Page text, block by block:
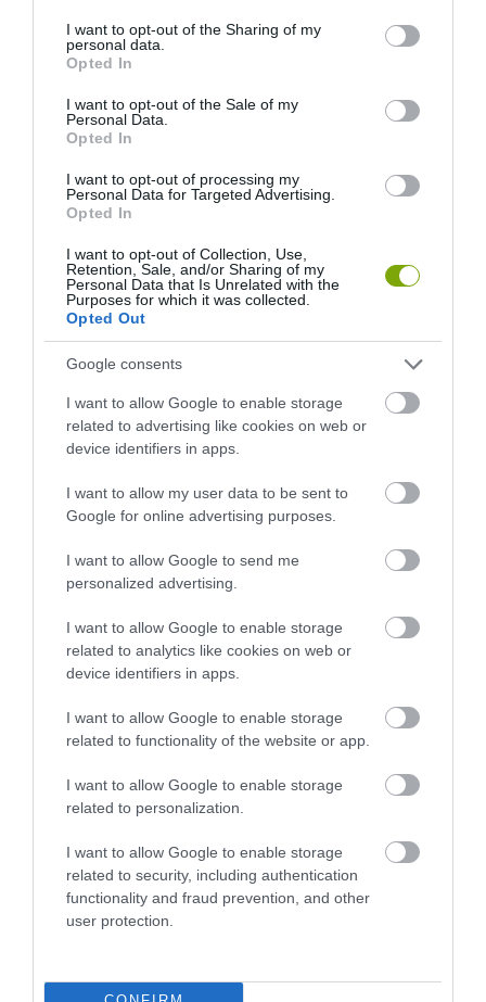
not limited to your visit or usage behaviour. You may click to
grant or deny consent to Google and its third-party tags to
use your data for below specified purposes in below Google
consent section.
I want to opt-out of the Sharing of my
personal data.
Opted In
I want to opt-out of the Sale of my
Personal Data.
Opted In
I want to opt-out of processing my
Personal Data for Targeted Advertising.
Opted In
I want to opt-out of Collection, Use,
Retention, Sale, and/or Sharing of my
Personal Data that Is Unrelated with the
Purposes for which it was collected.
Opted Out
Google consents
I want to allow Google to enable storage
related to advertising like cookies on web or
device identifiers in apps.
I want to allow my user data to be sent to
Google for online advertising purposes.
I want to allow Google to send me
personalized advertising.
I want to allow Google to enable storage
related to analytics like cookies on web or
device identifiers in apps.
I want to allow Google to enable storage
related to functionality of the website or app.
I want to allow Google to enable storage
related to personalization.
I want to allow Google to enable storage
related to security, including authentication
functionality and fraud prevention, and other
user protection.
ELŐZŐ CIKK
RÉGI AJTÓ, ABLAKKERET? ÍGY DÍSZÍTSD VELÜK A KERTET!
KÖVETKEZŐ CIKK
HASONLÓ ÉRDEKESSÉGEK
HŐKUPOLA MAGYARORSZÁG
FELETT: MI EZ A LÁTHATATLAN
NEM CSAK A RITKASÁGOK